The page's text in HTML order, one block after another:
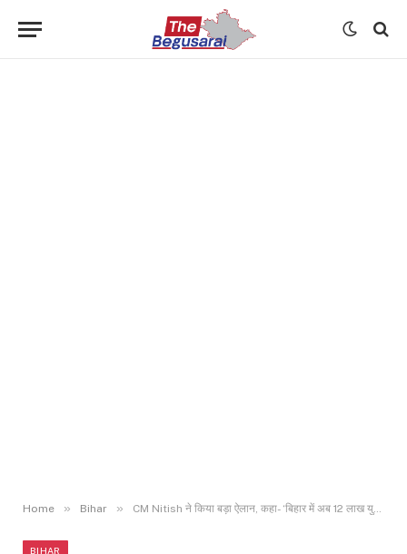
Home » Bihar » CM Nitish ने किया बड़ा ऐलान, कहा- ‘बिहार में अब 12 लाख युवाओं को सरकारी नौकरी देंगे..’
BIHAR